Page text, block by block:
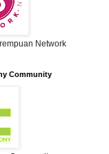
Network
Community